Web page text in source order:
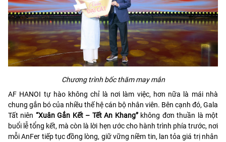
Chương trình bốc thăm may mắn
AF HANOI tự hào không chỉ là nơi làm việc, hơn nữa là mái nhà
chung gắn bó của nhiều thế hệ cán bộ nhân viên. Bên cạnh đó, Gala
Tất niên “Xuân Gắn Kết – Tết An Khang”không đơn thuần là một
buổi lễ tổng kết, mà còn là lời hẹn ước cho hành trình phía trước, nơi
mỗi AnFer tiếp tục đồng lòng, giữ vững niềm tin, lan tỏa giá trị nhân